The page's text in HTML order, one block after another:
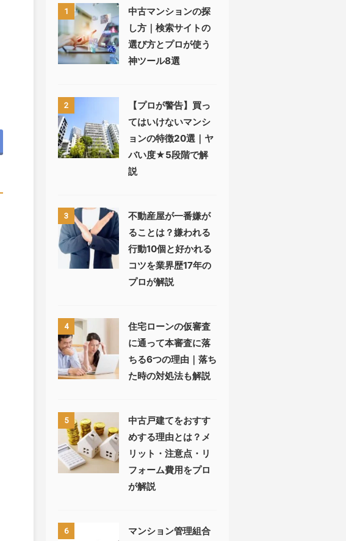
1
中古マンションの探
し方｜検索サイトの
選び方とプロが使う
神ツール8選
2
【プロが警告】買っ
てはいけないマンシ
ョンの特徴20選｜ヤ
バい度★5段階で解
説
3
不動産屋が一番嫌が
ることは？嫌われる
行動10個と好かれる
コツを業界歴17年の
プロが解説
4
住宅ローンの仮審査
に通って本審査に落
ちる6つの理由｜落ち
た時の対処法も解説
5
中古戸建てをおすす
めする理由とは？メ
リット・注意点・リ
フォーム費用をプロ
が解説
6
マンション管理組合